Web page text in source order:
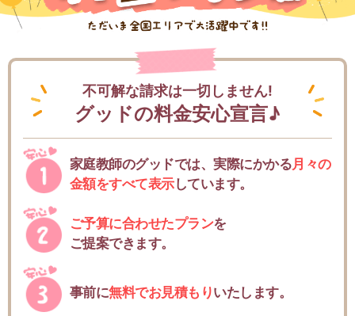
不可解な請求は一切しません!
グッドの料金安心宣言♪
家庭教師のグッドでは、実際にかかる月々の
金額をすべて表示しています。
ご予算に合わせたプランを
ご提案できます。
事前に無料でお見積もりいたします。